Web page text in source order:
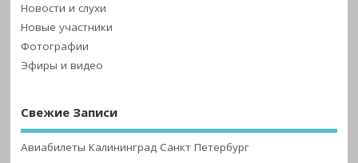
Новости и слухи
Новые участники
Фотографии
Эфиры и видео
Свежие Записи
Авиабилеты Калининград Санкт Петербург